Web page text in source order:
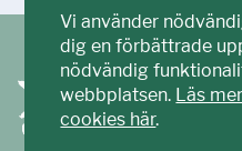
Vi använder
dig en förbättrade
nödvändig
webbplatsen. Läs
cookies här.